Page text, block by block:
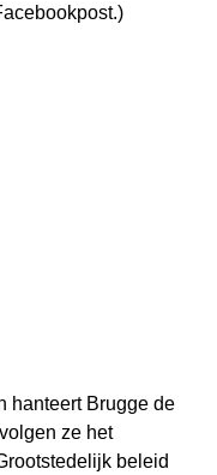
hanteert Brugge de
ze het
beleid